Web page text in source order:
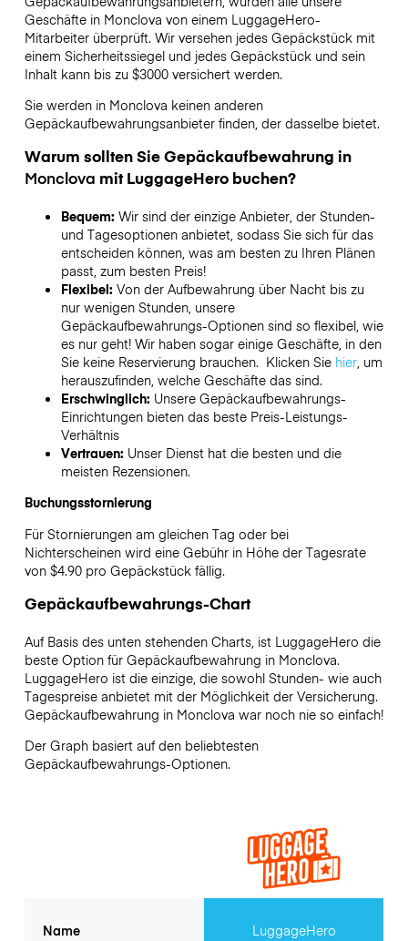
Geschäfte in Monclova von einem LuggageHero-
Mitarbeiter überprüft. Wir versehen jedes Gepäckstück mit
einem Sicherheitssiegel und jedes Gepäckstück und sein
Inhalt kann bis zu $3000versichert werden.
Sie werden in Monclova keinen anderen
Gepäckaufbewahrungsanbieter finden, der dasselbe bietet.
Warum sollten Sie Gepäckaufbewahrung in
Monclova mit LuggageHero buchen?
Bequem: Wir sind der einzige Anbieter, der Stunden-
und Tagesoptionen anbietet, sodass Sie sich für das
entscheiden können, was am besten zu Ihren Plänen
passt, zum besten Preis!
Flexibel: Von der Aufbewahrung über Nacht bis zu
nur wenigen Stunden, unsere
Gepäckaufbewahrungs-Optionen sind so flexibel, wie
es nur geht! Wir haben sogar einige Geschäfte, in den
Sie keine Reservierung brauchen. Klicken Sie hier, um
herauszufinden, welche Geschäfte das sind.
Erschwinglich: Unsere Gepäckaufbewahrungs-
Einrichtungen bieten das beste Preis-Leistungs-
Verhältnis
Vertrauen: Unser Dienst hat die besten und die
meisten Rezensionen.
Buchungsstornierung
Für Stornierungen am gleichen Tag oder bei
Nichterscheinen wird eine Gebühr in Höhe der Tagesrate
von $4.90 pro Gepäckstück fällig.
Gepäckaufbewahrungs-Chart
Auf Basis des unten stehenden Charts, ist LuggageHero die
beste Option für Gepäckaufbewahrung in Monclova.
LuggageHero ist die einzige, die sowohl Stunden- wie auch
Tagespreise anbietet mit der Möglichkeit der Versicherung.
Gepäckaufbewahrung in Monclova war noch nie so einfach!
Der Graph basiert auf den beliebtesten
Gepäckaufbewahrungs-Optionen.
Name LuggageHero